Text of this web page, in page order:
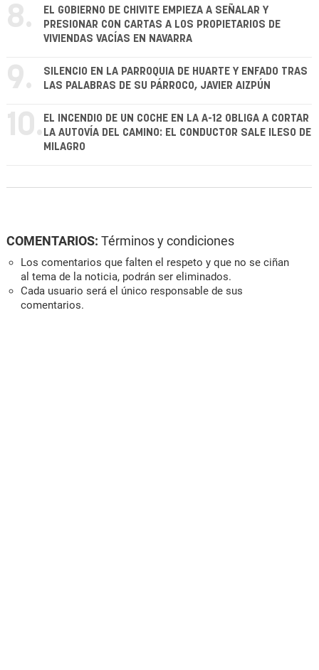
8.
EL GOBIERNO DE CHIVITE EMPIEZA A SEÑALAR Y
PRESIONAR CON CARTAS A LOS PROPIETARIOS DE
VIVIENDAS VACÍAS EN NAVARRA
9.
SILENCIO EN LA PARROQUIA DE HUARTE Y ENFADO TRAS
LAS PALABRAS DE SU PÁRROCO, JAVIER AIZPÚN
10. EL INCENDIO DE UN COCHE EN LA A-12 OBLIGA A CORTAR
LA AUTOVÍA DEL CAMINO: EL CONDUCTOR SALE ILESO DE
MILAGRO
COMENTARIOS: Términos y condiciones
Los comentarios que falten el respeto y que no se ciñan
al tema de la noticia, podrán ser eliminados.
Cada usuario será el único responsable de sus
comentarios.